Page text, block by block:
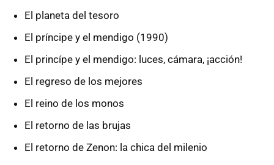
El planeta del tesoro
El príncipe y el mendigo (1990)
El princípe y el mendigo: luces, cámara, ¡acción!
El regreso de los mejores
El reino de los monos
El retorno de las brujas
El retorno de Zenon: la chica del milenio